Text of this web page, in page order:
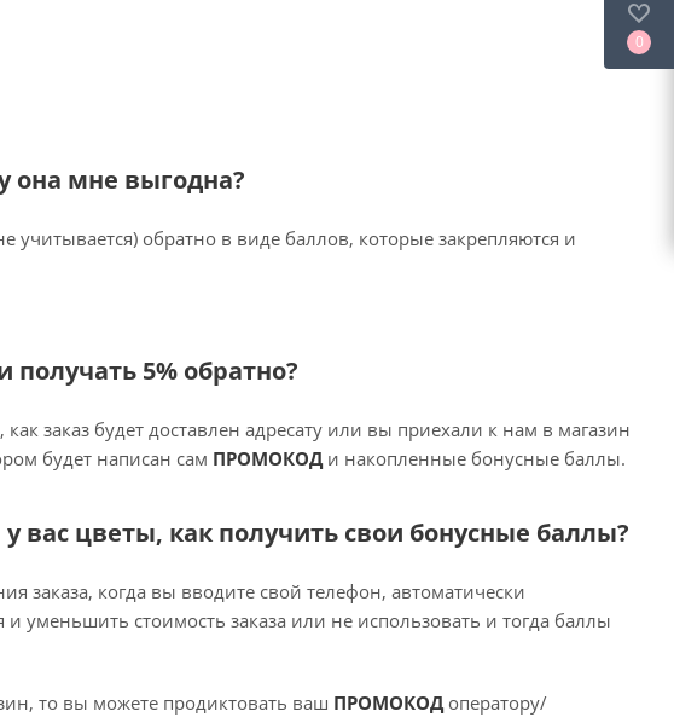
она мне выгодна?
учитывается) обратно в виде баллов, которые закрепляются и
получать 5% обратно?
заказ будет доставлен адресату или вы приехали к нам в магазин
будет написан сам ПРОМОКОДи накопленные бонусные баллы.
цветы, как получить свои бонусные баллы?
заказа, когда вы вводите свой телефон, автоматически
уменьшить стоимость заказа или не использовать и тогда баллы
то вы можете продиктовать ваш ПРОМОКОДоператору/
0